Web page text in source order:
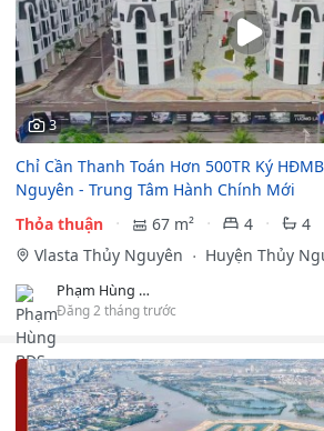
3
Chỉ Cần Thanh Toán Hơn 500TR Ký
Nguyên - Trung Tâm Hành Chính Mới
Thỏa thuận
67 m² 4
4
Vlasta Thủy Nguyên
Huyện Thủy
Phạm Hùng BĐS
Đăng 2 tháng trước